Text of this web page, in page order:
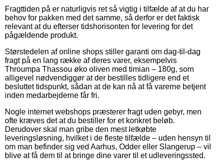
Fragttiden på er naturligvis ret så vigtig i tilfælde af at du har
behov for pakken med det samme, så derfor er det faktisk
relevant at du efterser tidshorisonten for levering for det
pågældende produkt.
Størstedelen af online shops stiller garanti om dag-til-dag
fragt på en lang række af deres varer, eksempelvis
Throumpa Thassou øko oliven med timian – 180g, som
alligevel nødvendiggør at der bestilles tidligere end et
besluttet tidspunkt, sådan at de kan nå at få varerne betjent
inden medarbejderne får fri.
Nogle internet webshops præsterer fragt uden gebyr, men
ofte kræves det at du bestiller for et konkret beløb.
Derudover skal man gribe den mest letkøbte
leveringsløsning, hvilket i de fleste tilfælde – uden hensyn til
om man befinder sig ved Aarhus, Odder eller Slangerup – vil
blive at få dem til at bringe dine varer til et udleveringssted.